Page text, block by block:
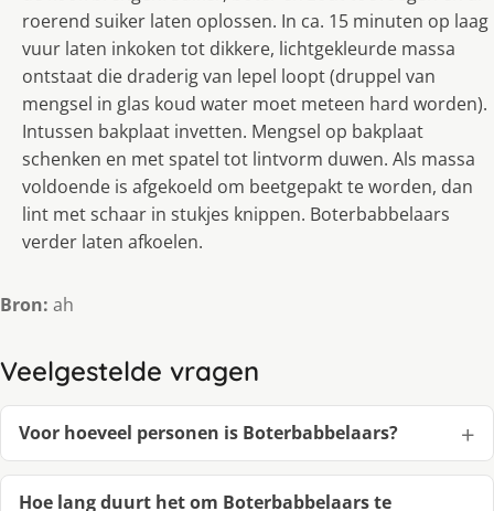
roerend suiker laten oplossen. In ca. 15 minuten op laag
vuur laten inkoken tot dikkere, lichtgekleurde massa
ontstaat die draderig van lepel loopt (druppel van
mengsel in glas koud water moet meteen hard worden).
Intussen bakplaat invetten. Mengsel op bakplaat
schenken en met spatel tot lintvorm duwen. Als massa
voldoende is afgekoeld om beetgepakt te worden, dan
lint met schaar in stukjes knippen. Boterbabbelaars
verder laten afkoelen.
Bron: ah
Veelgestelde vragen
Voor hoeveel personen is Boterbabbelaars?
Hoe lang duurt het om Boterbabbelaars te